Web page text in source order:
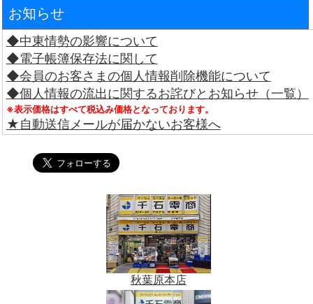
お知らせ
◆中東情勢の影響について
◆電子帳簿保存法に関して
◆会員のお客さまの個人情報削除機能について
◆個人情報の流出に関するお詫びとお知らせ（一覧）
※表示価格はすべて税込み価格となっております。
★自動送信メールが届かないお客様へ
秋葉原本店